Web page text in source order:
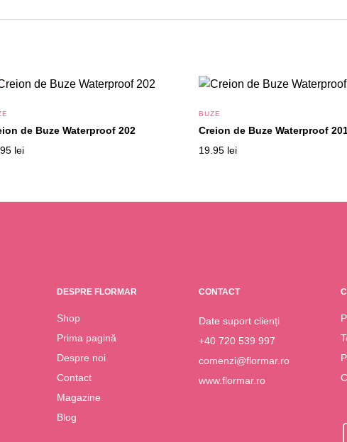
de Buze Waterproof 202
lei
BUZE
Creion de Buze Waterproof
19.95 lei
DESPRE FLORMAR
Shop
Prima pagină
Despre noi
Contact
Magazine
Blog
CONTACT
Date suport clienți
+40 720 539 997
comenzi@flormar.ro
www.flormar.ro